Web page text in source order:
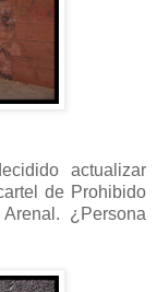
actualizar
de Prohibido
¿Persona